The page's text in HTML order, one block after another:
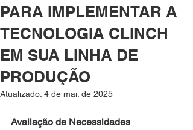
PARA IMPLEMENTAR A
TECNOLOGIA CLINCH
EM SUA LINHA DE
PRODUÇÃO
Atualizado: 4 de mai. de 2025
Avaliação de Necessidades